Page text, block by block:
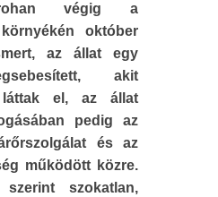
végig a
október
az állat egy
akit
láttak el, az állat
pedig az
és az
működött közre.
szokatlan,